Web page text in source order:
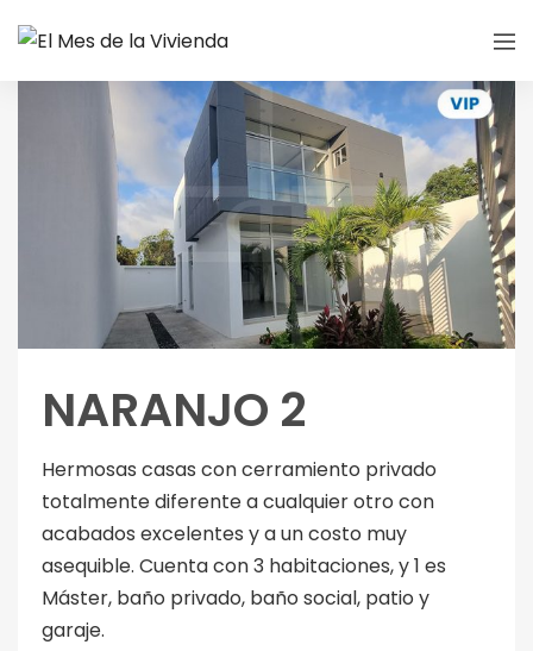
NARANJO 2
Hermosas casas con cerramiento privado
totalmente diferente a cualquier otro con
acabados excelentes y a un costo muy
asequible. Cuenta con 3 habitaciones, y 1 es
Máster, baño privado, baño social, patio y
garaje.